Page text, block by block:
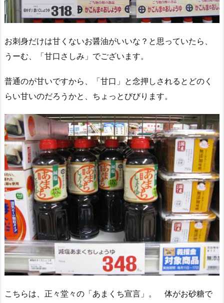
お刺身だけは甘くないお醤油がいいな？と思っていたら、
うーむ、「甘口さしみ」でございます。
普通のが甘いですから、「甘口」と念押しされるとどのく
らい甘いのだろうかと、ちょっとびびります。
こちらは、正々堂々の「あまくち宣言」。 体がお砂糖で